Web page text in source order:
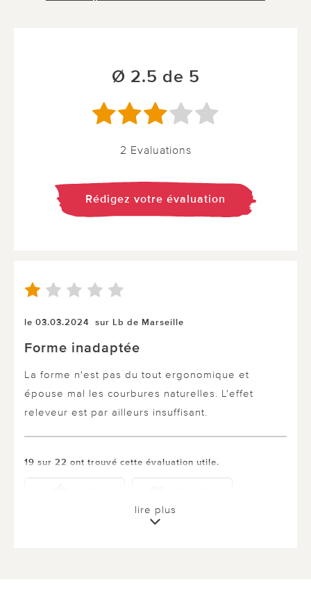
Ø 2.5 de 5
2 Evaluations
Rédigez votre évaluation
le 03.03.2024 sur Lb de Marseille
Forme inadaptée
La forme n'est pas du tout ergonomique et
épouse mal les courbures naturelles. L'effet
releveur est par ailleurs insuffisant.
19 sur 22 ont trouvé cette évaluation utile.
lire plus